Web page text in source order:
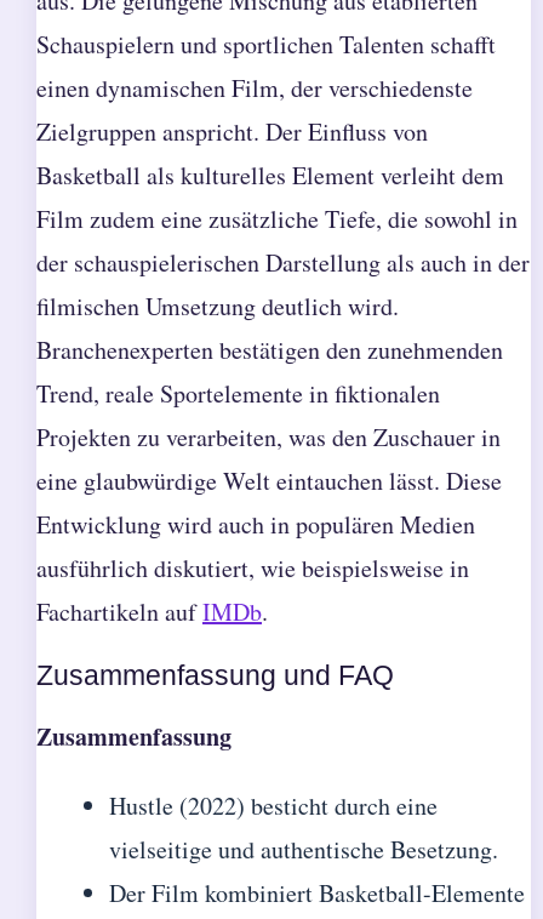
Schauspielern und sportlichen Talenten schafft
einen dynamischen Film, der verschiedenste
Zielgruppen anspricht. Der Einfluss von
Basketball als kulturelles Element verleiht dem
Film zudem eine zusätzliche Tiefe, die sowohl in
der schauspielerischen Darstellung als auch in der
filmischen Umsetzung deutlich wird.
Branchenexperten bestätigen den zunehmenden
Trend, reale Sportelemente in fiktionalen
Projekten zu verarbeiten, was den Zuschauer in
eine glaubwürdige Welt eintauchen lässt. Diese
Entwicklung wird auch in populären Medien
ausführlich diskutiert, wie beispielsweise in
Fachartikeln aufIMDb.
Zusammenfassung und FAQ
Zusammenfassung
Hustle (2022) besticht durch eine
vielseitige und authentische Besetzung.
Der Film kombiniert Basketball-Elemente